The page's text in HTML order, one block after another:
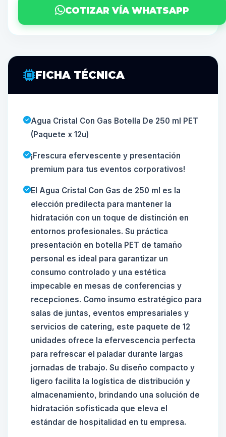
COTIZAR VÍA WHATSAPP
FICHA TÉCNICA
Agua Cristal Con Gas Botella De 250 ml PET
(Paquete x 12u)
¡Frescura efervescente y presentación
premium para tus eventos corporativos!
El Agua Cristal Con Gas de 250 ml es la
elección predilecta para mantener la
hidratación con un toque de distinción en
entornos profesionales. Su práctica
presentación en botella PET de tamaño
personal es ideal para garantizar un
consumo controlado y una estética
impecable en mesas de conferencias y
recepciones. Como insumo estratégico para
salas de juntas, eventos empresariales y
servicios de catering, este paquete de 12
unidades ofrece la efervescencia perfecta
para refrescar el paladar durante largas
jornadas de trabajo. Su diseño compacto y
ligero facilita la logística de distribución y
almacenamiento, brindando una solución de
hidratación sofisticada que eleva el
estándar de hospitalidad en tu empresa.